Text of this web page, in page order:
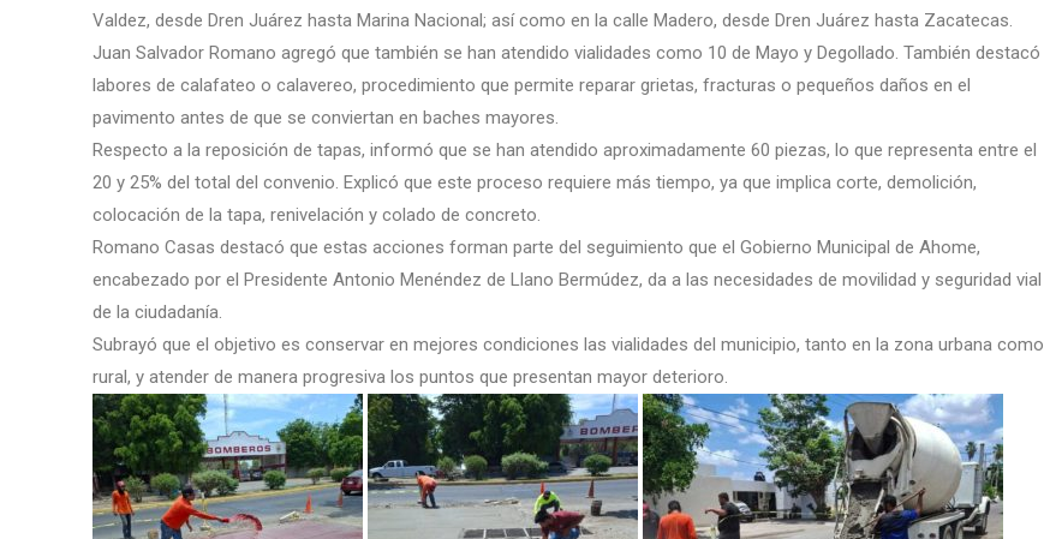
Valdez, desde Dren Juárez hasta Marina Nacional; así como en la calle Madero, desde Dren Juárez hasta Zacatecas.
Juan Salvador Romano agregó que también se han atendido vialidades como 10 de Mayo y Degollado. También destacó
labores de calafateo o calavereo, procedimiento que permite reparar grietas, fracturas o pequeños daños en el
pavimento antes de que se conviertan en baches mayores.
Respecto a la reposición de tapas, informó que se han atendido aproximadamente 60 piezas, lo que representa entre el
20 y 25% del total del convenio. Explicó que este proceso requiere más tiempo, ya que implica corte, demolición,
colocación de la tapa, renivelación y colado de concreto.
Romano Casas destacó que estas acciones forman parte del seguimiento que el Gobierno Municipal de Ahome,
encabezado por el Presidente Antonio Menéndez de Llano Bermúdez, da a las necesidades de movilidad y seguridad vial
de la ciudadanía.
Subrayó que el objetivo es conservar en mejores condiciones las vialidades del municipio, tanto en la zona urbana como
rural, y atender de manera progresiva los puntos que presentan mayor deterioro.